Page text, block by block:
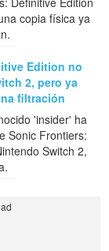
copia física ya
Edition no
2, pero ya
filtración
'insider' ha
Sonic Frontiers:
Switch 2,